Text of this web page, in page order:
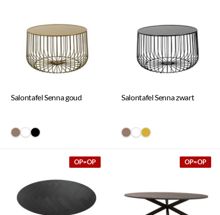
Salontafel Senna goud
#967b6a
#FFFFFF
#000000
Salontafel Senna zwart
#967b6a
#FFFFFF
#D4AF37
OP=OP OP=OP